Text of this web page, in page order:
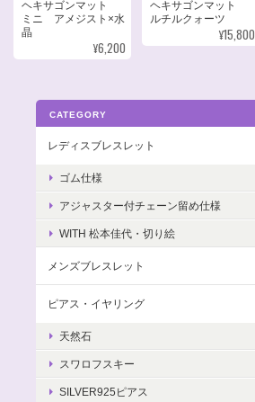
ヘキサゴンマット
ミニ アメジスト×水
晶
¥6,200
ヘキサゴンマット
ルチルクォーツ
¥15,800
CATEGORY
レディスブレスレット
ゴム仕様
アジャスター付チェーン留め仕様
WITH 松本佳代・切り絵
メンズブレスレット
ピアス・イヤリング
天然石
スワロフスキー
SILVER925ピアス